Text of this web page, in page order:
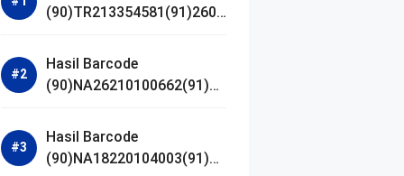
(90)TR213354581(91)2607
Hasil Barcode
(90)NA26210100662(91)24
Hasil Barcode
(90)NA18220104003(91)25